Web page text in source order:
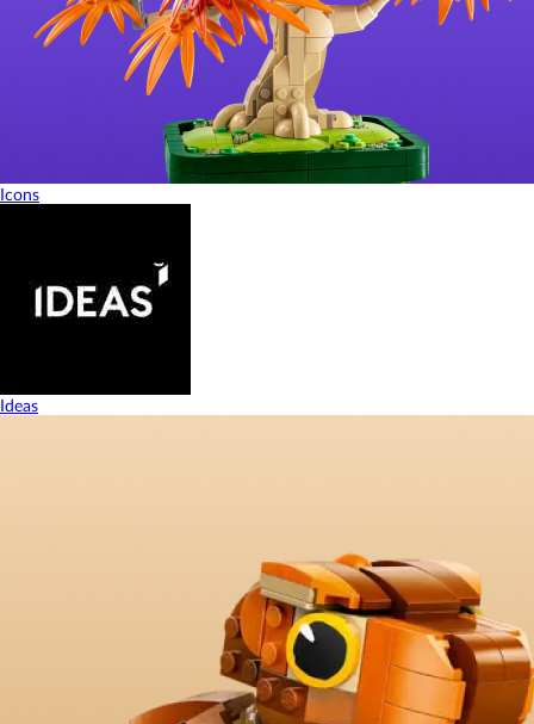
Icons
Ideas